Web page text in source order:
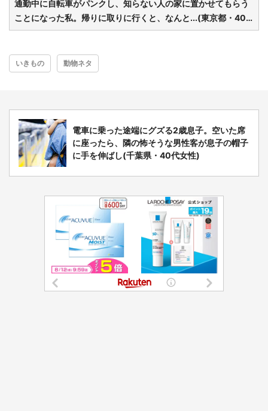
通勤中に自転車がパンクし、知らない人の家に置かせてもらう
ことになった私。帰りに取りに行くと、なんと...(東京都・40
代女性)
いきもの 動物ネタ
電車に乗った途端にグズる2歳息子。空いた席
に座ったら、隣の怖そうな男性客が息子の帽子
に手を伸ばし(千葉県・40代女性)